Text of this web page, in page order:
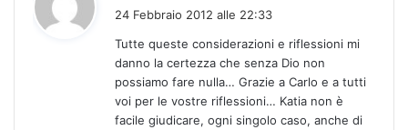
e
t
t
24 Febbraio 2012 alle 22:33
Tutte queste considerazioni e riflessioni mi
danno la certezza che senza Dio non
possiamo fare nulla… Grazie a Carlo e a tutti
voi per le vostre riflessioni… Katia non è
facile giudicare, ogni singolo caso, anche di